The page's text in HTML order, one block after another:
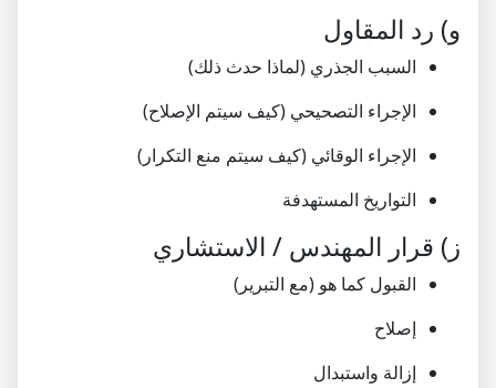
و) رد المقاول
السبب الجذري (لماذا حدث ذلك)
الإجراء التصحيحي (كيف سيتم الإصلاح)
الإجراء الوقائي (كيف سيتم منع التكرار)
التواريخ المستهدفة
ز) قرار المهندس / الاستشاري
القبول كما هو (مع التبرير)
إصلاح
إزالة واستبدال